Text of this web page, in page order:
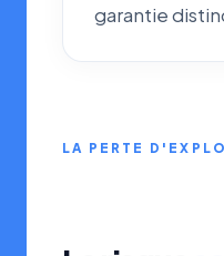
garantie
LA PERTE